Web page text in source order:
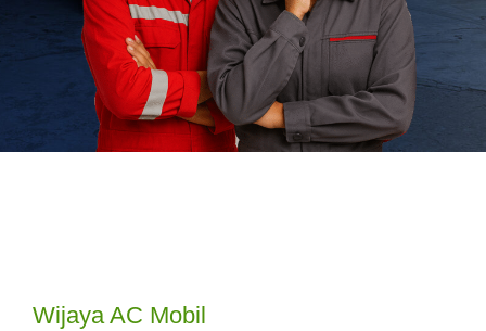
Wijaya AC Mobil